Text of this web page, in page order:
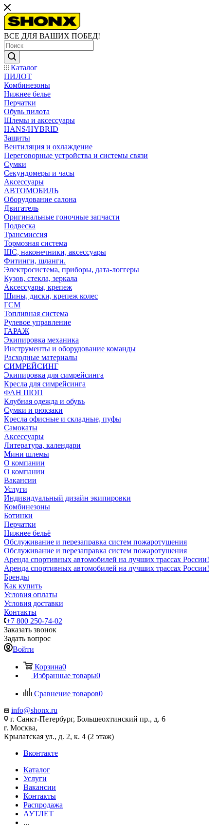
ВСЕ ДЛЯ ВАШИХ ПОБЕД!
Каталог
ПИЛОТ
Комбинезоны
Нижнее белье
Перчатки
Обувь пилота
Шлемы и аксессуары
HANS/HYBRID
Защиты
Вентиляция и охлаждение
Переговорные устройства и системы связи
Сумки
Секундомеры и часы
Аксессуары
АВТОМОБИЛЬ
Оборудование салона
Двигатель
Оригинальные гоночные запчасти
Подвеска
Трансмиссия
Тормозная система
ШС, наконечники, аксессуары
Фитинги, шланги.
Электросистема, приборы, дата-логгеры
Кузов, стекла, зеркала
Аксессуары, крепеж
Шины, диски, крепеж колес
ГСМ
Топливная система
Рулевое управление
ГАРАЖ
Экипировка механика
Инструменты и оборудование команды
Расходные материалы
СИМРЕЙСИНГ
Экипировка для симрейсинга
Кресла для симрейсинга
ФАН ШОП
Клубная одежда и обувь
Сумки и рюкзаки
Кресла офисные и складные, пуфы
Самокаты
Аксессуары
Литература, календари
Мини шлемы
О компании
О компании
Вакансии
Услуги
Индивидуальный дизайн экипировки
Комбинезоны
Ботинки
Перчатки
Нижнее бельё
Обслуживание и перезаправка систем пожаротушения
Обслуживание и перезаправка систем пожаротушения
Аренда спортивных автомобилей на лучших трассах России!
Аренда спортивных автомобилей на лучших трассах России!
Бренды
Как купить
Условия оплаты
Условия доставки
Контакты
+7 800 250-74-02
Заказать звонок
Задать вопрос
Войти
Корзина0
Избранные товары0
Сравнение товаров0
info@shonx.ru
г. Санкт-Петербург, Большеохтинский пр., д. 6
г. Москва,
Крылатская ул., д. 2, к. 4 (2 этаж)
Вконтакте
Каталог
Услуги
Вакансии
Контакты
Распродажа
АУТЛЕТ
...